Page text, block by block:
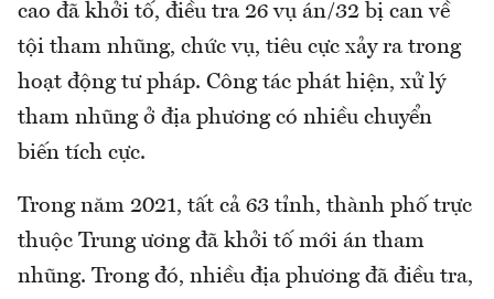
cao đã khởi tố, điều tra 26 vụ án/32 bị can về
tội tham nhũng, chức vụ, tiêu cực xảy ra trong
hoạt động tư pháp. Công tác phát hiện, xử lý
tham nhũng ở địa phương có nhiều chuyển
biến tích cực.
Trong năm 2021, tất cả 63 tỉnh, thành phố trực
thuộc Trung ương đã khởi tố mới án tham
nhũng. Trong đó, nhiều địa phương đã điều tra,